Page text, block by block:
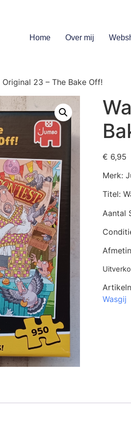
Home Over mij
Original 23 – The Bake Off!
€ 6,95
Merk:
Titel:
Aantal
Wasgij